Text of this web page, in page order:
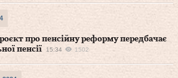
про пенсійну реформу передбачає
пенсії
15:34 1502